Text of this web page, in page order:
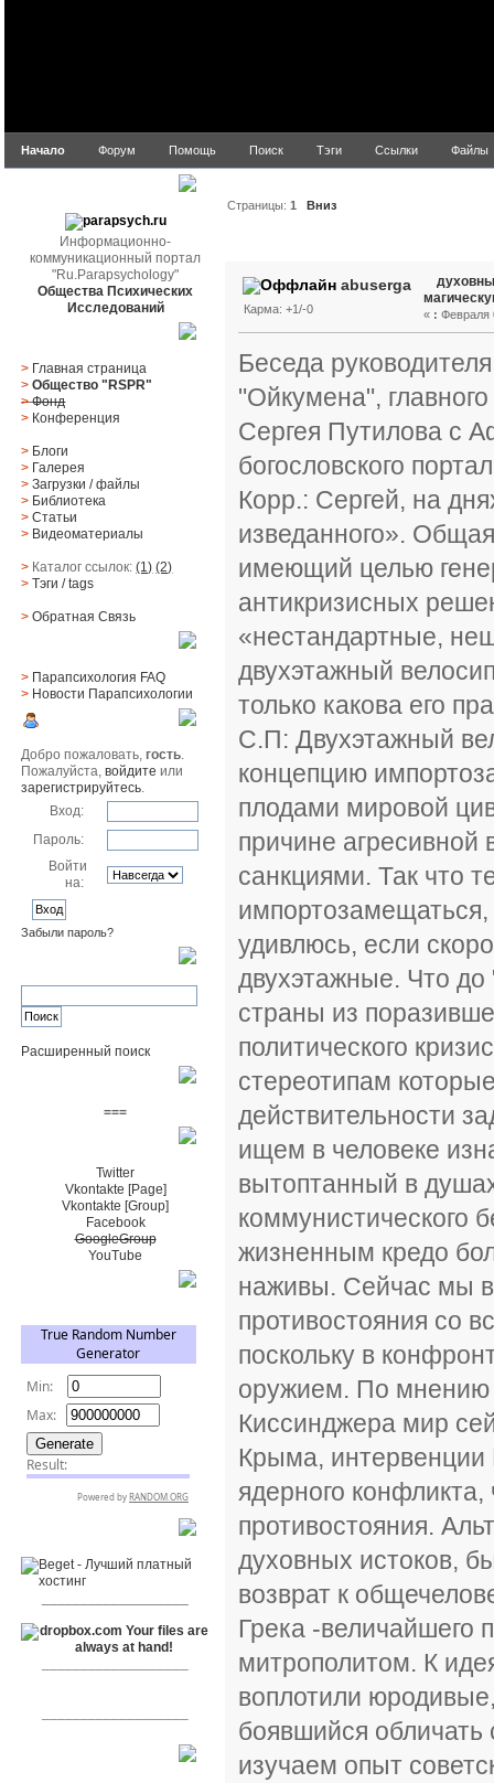
Начало Форум Помощь Поиск Тэги Ссылки Файлы
Информационно-
коммуникационный портал
"Ru.Parapsychology"
Общества Психических
Исследований
> Главная страница
> Общество "RSPR"
> Фонд
> Конференция
> Блоги
> Галерея
> Загрузки/файлы
> Библиотека
> Статьи
> Видеоматериалы
> Каталог ссылок:(1) (2)
> Тэги/ tags
> Обратная Cвязь
> Парапсихология FAQ
> Новости Парапсихологии
Добро пожаловать,гость.
Пожалуйста,войдите или
зарегистрируйтесь.
Вход:
Пароль:
Войти
на:
Забыли пароль?
Расширенный поиск
===
Twitter
Vkontakte [Page]
Vkontakte [Group]
Facebook
GoogleGroup
YouTube
Страницы:1 Вниз
abuserga
Карма: +1/-0 « : Февраля
Беседа
"Ойкумена",
Сергея Путилова с
богословского
Корр.: Сергей, на
изведанного».
имеющий целью
антикризисных
«нестандартные,
двухэтажный
только какова его
С.П: Двухэтажный
концепцию
плодами мировой
причине
санкциями. Так что
импортозамещаться,
удивлюсь, если
двухэтажные. Что
страны из
политического
стереотипам
действительности
ищем в человеке
вытоптанный в
коммунистического
жизненным кредо
наживы. Сейчас мы
противостояния со
поскольку в
оружием. По мнению
Киссинджера мир
Крыма, интервенции
ядерного
противостояния.
духовных истоков,
возврат к
Грека -величайшего
митрополитом. К
воплотили
боявшийся
изучаем опыт